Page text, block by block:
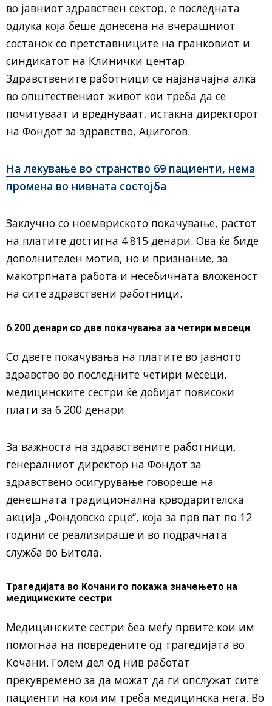
во јавниот здравствен сектор, е последната
одлука која беше донесена на вчерашниот
состанок со претставниците на гранковиот и
синдикатот на Клинички центар.
Здравствените работници се најзначајна алка
во општествениот живот кои треба да се
почитуваат и вреднуваат, истакна директорот
на Фондот за здравство, Аџигогов.
На лекување во странство 69 пациенти, нема
промена во нивната состојба
Заклучно со ноемвриското покачување, растот
на платите достигна 4.815 денари. Ова ќе биде
дополнителен мотив, но и признание, за
макотрпната работа и несебичната вложеност
на сите здравствени работници.
6.200 денари со две покачувања за четири месеци
Со двете покачувања на платите во јавното
здравство во последните четири месеци,
медицинските сестри ќе добијат повисоки
плати за 6.200 денари.
За важноста на здравствените работници,
генералниот директор на Фондот за
здравствено осигурување говореше на
денешната традиционална крводарителска
акција „Фондовско срце“, која за прв пат по 12
години се реализираше и во подрачната
служба во Битола.
Трагедијата во Кочани го покажа значењето на
медицинските сестри
Медицинските сестри беа меѓу првите кои им
помогнаа на повредените од трагедијата во
Кочани. Голем дел од нив работат
прекувремено за да можат да ги опслужат сите
пациенти на кои им треба медицинска нега. Во